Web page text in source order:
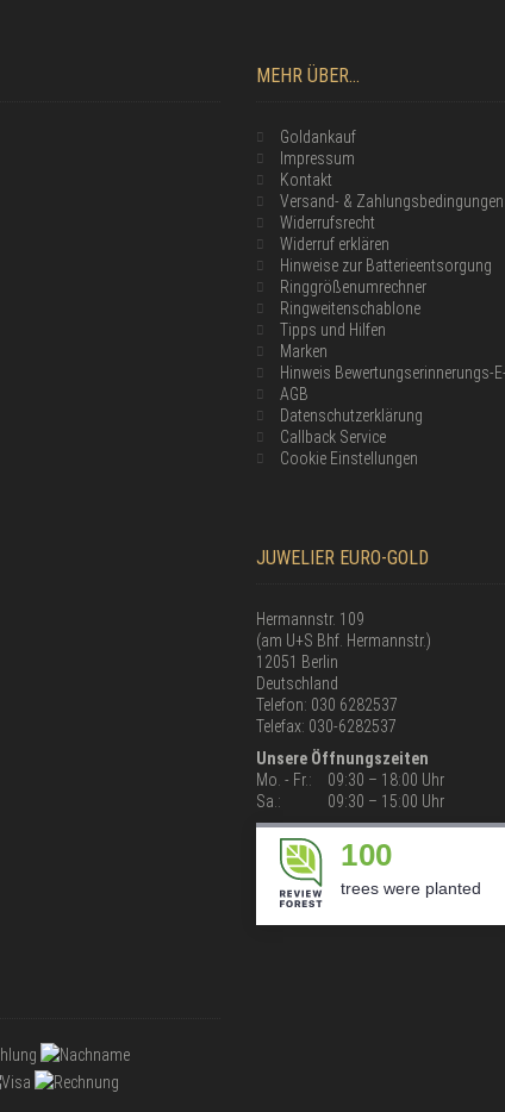
MEHR ÜBER...
Goldankauf
Impressum
Kontakt
Versand- & Zahlungsbedingungen
Widerrufsrecht
Widerruf erklären
Hinweise zur Batterieentsorgung
Ringgrößenumrechner
Ringweitenschablone
Tipps und Hilfen
Marken
Hinweis Bewertungserinnerungs-
AGB
Datenschutzerklärung
Callback Service
Cookie Einstellungen
JUWELIER EURO-GOLD
Hermannstr. 109
(am U+S Bhf. Hermannstr.)
12051 Berlin
Deutschland
Telefon: 030 6282537
Telefax: 030-6282537
Unsere Öffnungszeiten
Mo. - Fr.:
09:30 – 18:00 Uhr
Sa.:
09:30 – 15:00 Uhr
100
trees were planted